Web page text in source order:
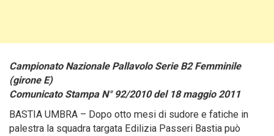
Campionato Nazionale Pallavolo Serie B2 Femminile
(girone E)
Comunicato Stampa N° 92/2010 del 18 maggio 2011
BASTIA UMBRA – Dopo otto mesi di sudore e fatiche in
palestra la squadra targata Edilizia Passeri Bastia può